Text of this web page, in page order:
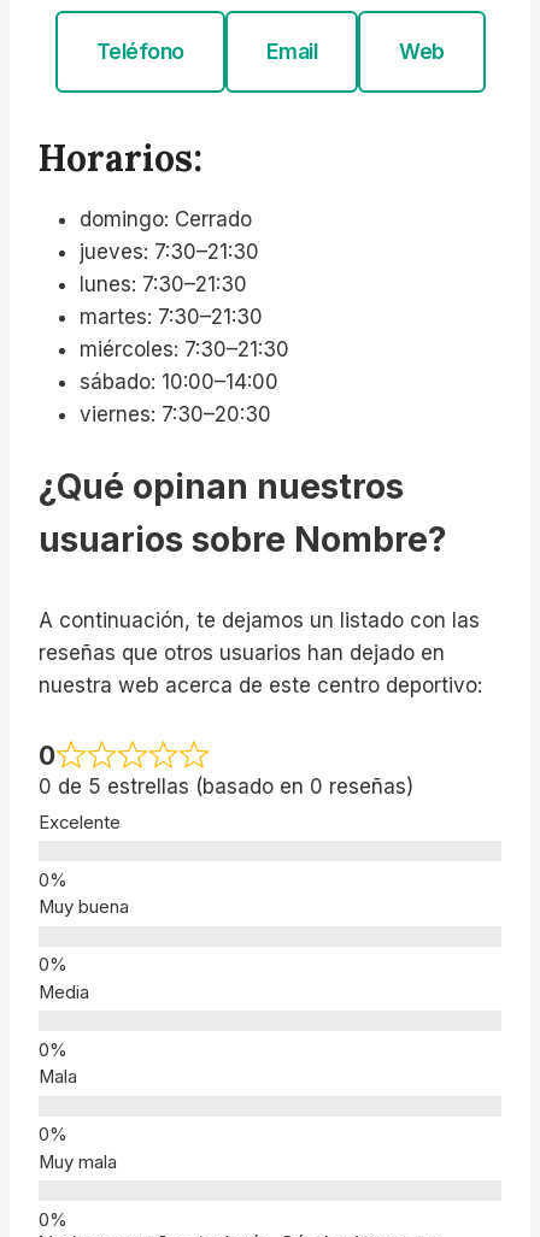
Teléfono Email Web
Horarios:
domingo: Cerrado
jueves: 7:30–21:30
lunes: 7:30–21:30
martes: 7:30–21:30
miércoles: 7:30–21:30
sábado: 10:00–14:00
viernes: 7:30–20:30
¿Qué opinan nuestros
usuarios sobre Nombre?
A continuación, te dejamos un listado con las
reseñas que otros usuarios han dejado en
nuestra web acerca de este centro deportivo:
0
0 de 5 estrellas (basado en 0 reseñas)
Excelente
Muy buena
Media
Mala
Muy mala